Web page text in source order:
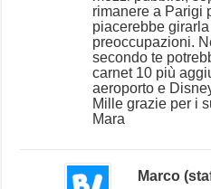
rimanere a Parigi
piacerebbe
preoccupazioni.
secondo te
carnet 10 più
aeroporto e
Mille grazie per i
Mara
Marco